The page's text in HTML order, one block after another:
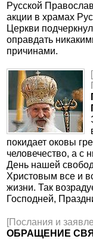
Русской
акции в храмах
Церкви
оправдать
причинами.
покидает оковы
человечество, а с
День нашей
Христовым все и
жизни. Так
Господней,
[Послания и
ОБРАЩЕНИЕ